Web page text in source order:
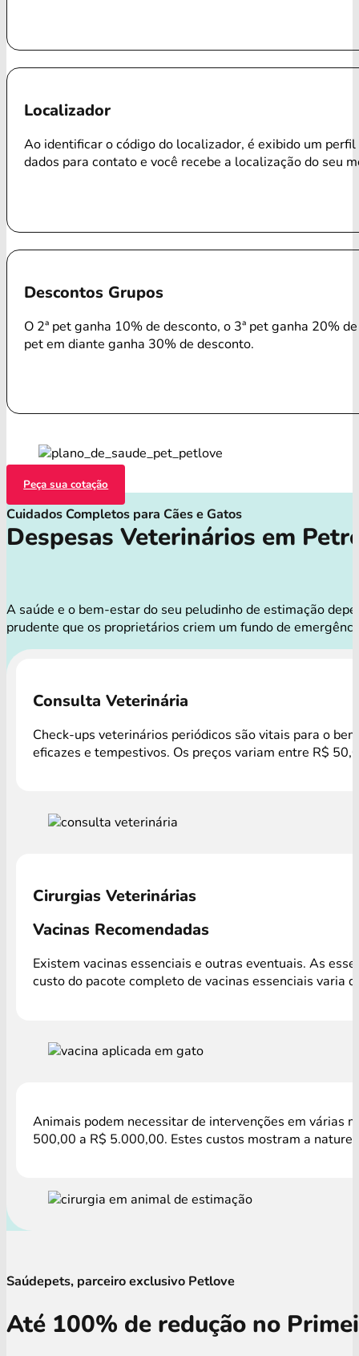
Localizador
Ao identificar o código do localizador, é exibido um perfil
dados para contato e você recebe a localização do seu
Descontos Grupos
O 2ª pet ganha 10% de desconto, o 3ª pet ganha 20%
pet em diante ganha 30% de desconto.
Peça sua cotação
Cuidados Completos para Cães e Gatos
Despesas Veterinários em
A saúde e o bem-estar do seu peludinho de estimação
prudente que os proprietários criem um fundo de
Consulta Veterinária
Check-ups veterinários periódicos são vitais para o
eficazes e tempestivos. Os preços variam entre R$
Cirurgias Veterinárias
Vacinas Recomendadas
Existem vacinas essenciais e outras eventuais. As
custo do pacote completo de vacinas essenciais varia
Animais podem necessitar de intervenções em várias
500,00 a R$ 5.000,00. Estes custos mostram a
Saúdepets, parceiro exclusivo Petlove
Até 100% de redução no